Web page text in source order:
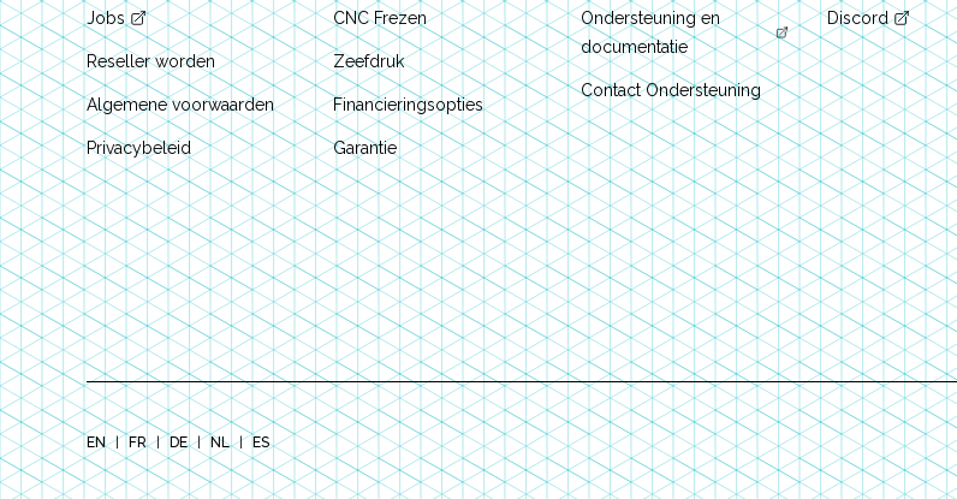
Jobs
Reseller worden
Algemene voorwaarden
Privacybeleid
CNC Frezen
Zeefdruk
Financieringsopties
Garantie
Ondersteuning en
documentatie
Contact Ondersteuning
Discord
EN | FR | DE | NL | ES